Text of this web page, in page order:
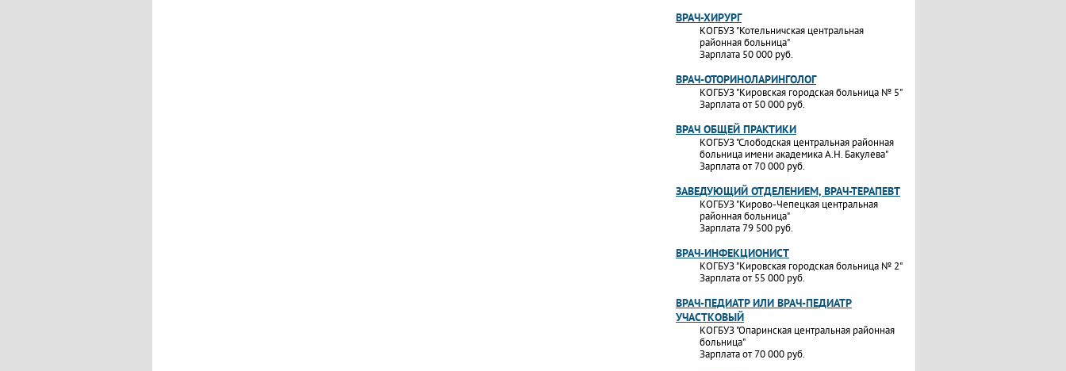
ВРАЧ-ХИРУРГ
КОГБУЗ "Котельничская центральная
районная больница"
Зарплата 50 000 руб.
ВРАЧ-ОТОРИНОЛАРИНГОЛОГ
КОГБУЗ "Кировская городская больница № 5"
Зарплата от 50 000 руб.
ВРАЧ ОБЩЕЙ ПРАКТИКИ
КОГБУЗ "Слободская центральная районная
больница имени академика А.Н. Бакулева"
Зарплата от 70 000 руб.
ЗАВЕДУЮЩИЙ ОТДЕЛЕНИЕМ, ВРАЧ-ТЕРАПЕВТ
КОГБУЗ "Кирово-Чепецкая центральная
районная больница"
Зарплата 79 500 руб.
ВРАЧ-ИНФЕКЦИОНИСТ
КОГБУЗ "Кировская городская больница № 2"
Зарплата от 55 000 руб.
ВРАЧ-ПЕДИАТР ИЛИ ВРАЧ-ПЕДИАТР
УЧАСТКОВЫЙ
КОГБУЗ "Опаринская центральная районная
больница"
Зарплата от 70 000 руб.